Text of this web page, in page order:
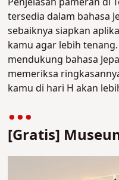
tersedia dalam bahasa
sebaiknya siapkan
kamu agar lebih
mendukung bahasa
memeriksa
kamu di hari H akan
[Gratis]